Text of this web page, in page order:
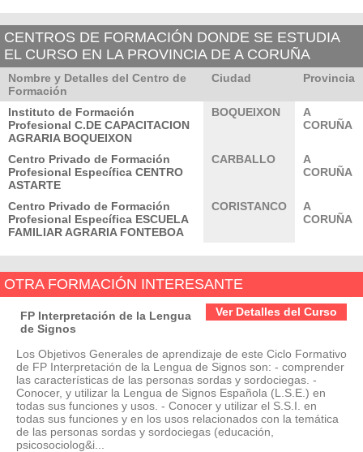
CENTROS DE FORMACIÓN DONDE SE ESTUDIA
EL CURSO EN LA PROVINCIA DE A CORUÑA
Nombre y Detalles del Centro de
Formación
Ciudad Provincia
Instituto de Formación
Profesional C.DE CAPACITACION
AGRARIA BOQUEIXON
BOQUEIXON
A
CORUÑA
Centro Privado de Formación
Profesional Específica CENTRO
ASTARTE
CARBALLO
A
CORUÑA
Centro Privado de Formación
Profesional Específica ESCUELA
FAMILIAR AGRARIA FONTEBOA
CORISTANCO
A
CORUÑA
OTRA FORMACIÓN INTERESANTE
Ver Detalles del Curso
FP Interpretación de la Lengua
de Signos
Los Objetivos Generales de aprendizaje de este Ciclo Formativo
de FP Interpretación de la Lengua de Signos son: - comprender
las características de las personas sordas y sordociegas. -
Conocer, y utilizar la Lengua de Signos Española (L.S.E.) en
todas sus funciones y usos. - Conocer y utilizar el S.S.I. en
todas sus funciones y en los usos relacionados con la temática
de las personas sordas y sordociegas (educación,
psicosociolog&i...